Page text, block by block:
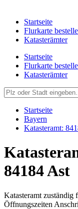
Startseite
Flurkarte
Katasterämter
Startseite
Flurkarte
Katasterämter
Startseite
Bayern
Katasteramt:
84184 Ast
Katasteramt
Öffnungszeiten